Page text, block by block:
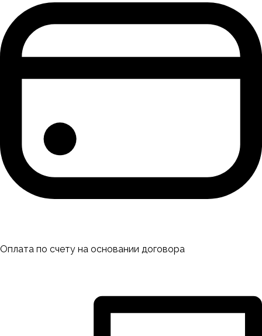
Оплата по счету на основании договора